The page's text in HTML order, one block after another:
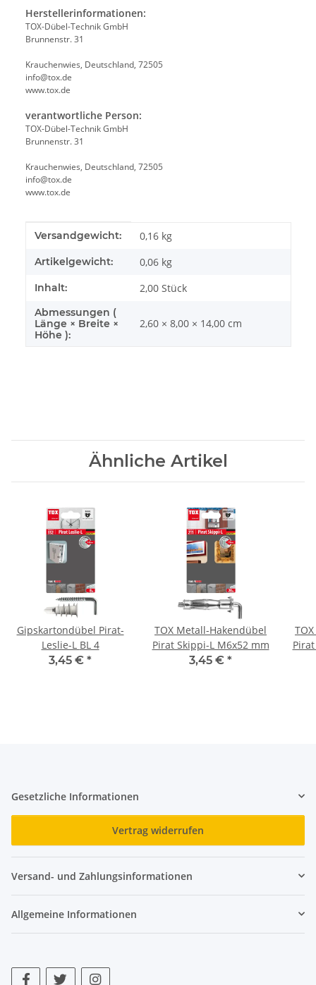
Herstellerinformationen:
TOX-Dübel-Technik GmbH
Brunnenstr. 31
Krauchenwies, Deutschland, 72505
info@tox.de
www.tox.de
verantwortliche Person:
TOX-Dübel-Technik GmbH
Brunnenstr. 31
Krauchenwies, Deutschland, 72505
info@tox.de
www.tox.de
Produkteigenschaft
Wert
Versandgewicht: 0,16 kg
Artikelgewicht: 0,06 kg
Inhalt: 2,00 Stück
Abmessungen (
Länge × Breite ×
Höhe ):
2,60 × 8,00 × 14,00 cm
Ähnliche Artikel
Gipskartondübel Pirat-
Leslie-L BL 4
3,45 € *
TOX Metall-Hakendübel
Pirat Skippi-L M6x52 mm
3,45 € *
Gesetzliche Informationen
Vertrag widerrufen
Versand- und Zahlungsinformationen
Allgemeine Informationen